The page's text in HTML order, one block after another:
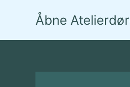
Åbne